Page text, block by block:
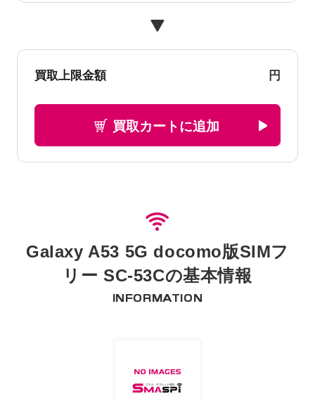
買取上限金額 円
買取カートに追加
Galaxy A53 5G docomo版SIMフ
リー SC-53Cの基本情報
INFORMATION